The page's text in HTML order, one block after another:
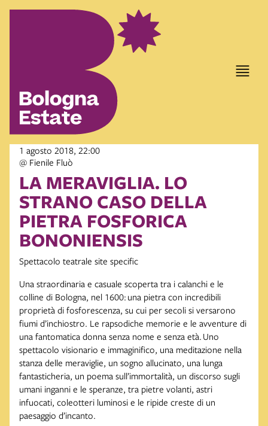
1 agosto 2018, 22:00
@ Fienile Fluò
LA MERAVIGLIA. LO
STRANO CASO DELLA
PIETRA FOSFORICA
BONONIENSIS
Spettacolo teatrale site specific
Una straordinaria e casuale scoperta tra i calanchi e le
colline di Bologna, nel 1600: una pietra con incredibili
proprietà di fosforescenza, su cui per secoli si versarono
fiumi d’inchiostro. Le rapsodiche memorie e le avventure di
una fantomatica donna senza nome e senza età. Uno
spettacolo visionario e immaginifico, una meditazione nella
stanza delle meraviglie, un sogno allucinato, una lunga
fantasticheria, un poema sull’immortalità, un discorso sugli
umani inganni e le speranze, tra pietre volanti, astri
infuocati, coleotteri luminosi e le ripide creste di un
paesaggio d’incanto.